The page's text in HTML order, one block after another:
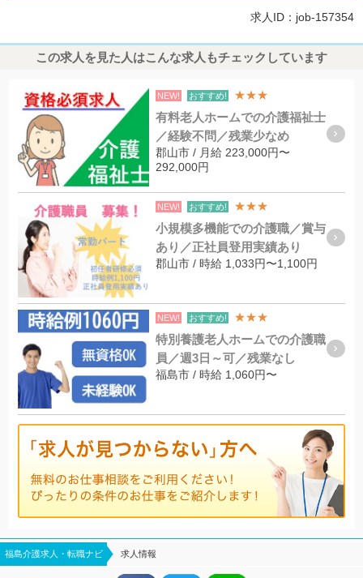
求人ID：job-157354
この求人を見た人はこんな求人もチェックしています
NEW! おすすめ! ★★★
有料老人ホームでの介護福祉士
／経験不問／残業少なめ
郡山市 / 月給 223,000円〜
292,000円
NEW! おすすめ! ★★★
小規模多機能での介護職／賞与
あり／正社員登用実績あり
郡山市 / 時給 1,033円〜1,100円
NEW! おすすめ! ★★★
特別養護老人ホームでの介護職
員／週3日～可／残業なし
福島市 / 時給 1,060円〜
福島介護求人・転職ナビ 求人情報